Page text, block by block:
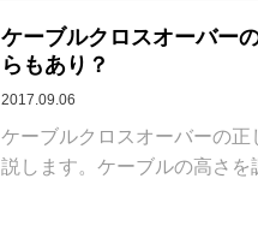
ケーブルクロスオーバー
らもあり？
2017.09.06
ケーブルクロスオーバーの
説します。ケーブルの高さ